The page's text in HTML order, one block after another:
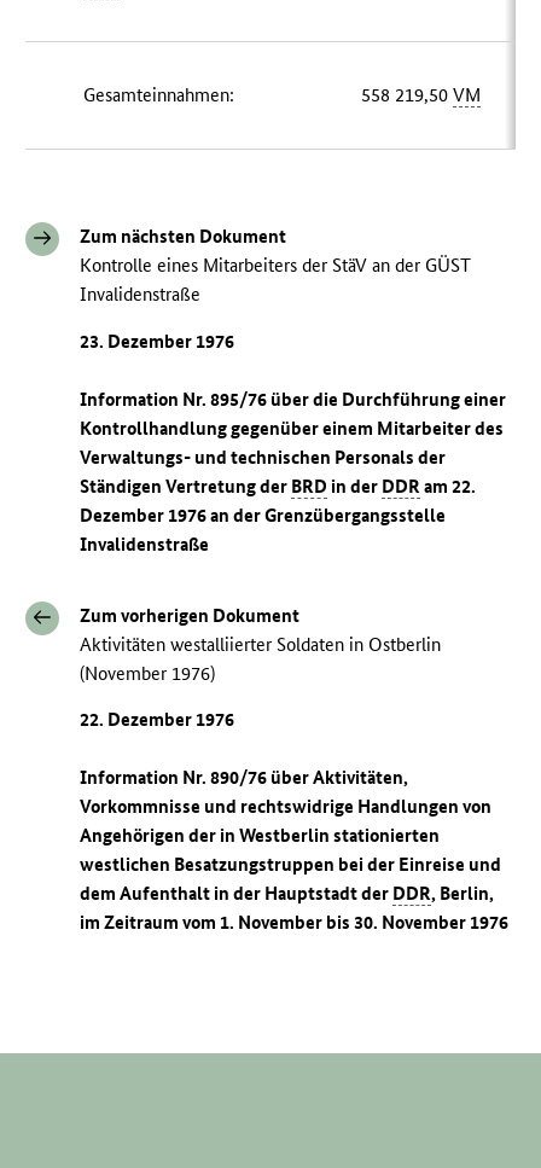
Gesamteinnahmen: 558 219,50VM
Zum nächsten Dokument
Kontrolle eines Mitarbeiters der StäV an der GÜST
Invalidenstraße
23. Dezember 1976
Information Nr. 895/76 über die Durchführung einer
Kontrollhandlung gegenüber einem Mitarbeiter des
Verwaltungs- und technischen Personals der
Ständigen Vertretung der BRD in der DDR am 22.
Dezember 1976 an der Grenzübergangsstelle
Invalidenstraße
Zum vorherigen Dokument
Aktivitäten westalliierter Soldaten in Ostberlin
(November 1976)
22. Dezember 1976
Information Nr. 890/76 über Aktivitäten,
Vorkommnisse und rechtswidrige Handlungen von
Angehörigen der in Westberlin stationierten
westlichen Besatzungstruppen bei der Einreise und
dem Aufenthalt in der Hauptstadt der DDR, Berlin,
im Zeitraum vom 1. November bis 30. November 1976